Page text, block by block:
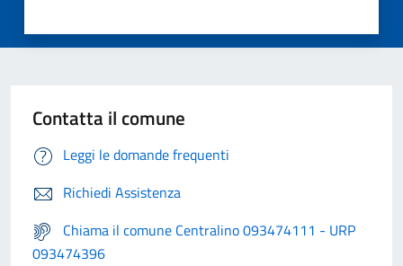
Contatta il comune
Leggi le domande frequenti
Richiedi Assistenza
Chiama il comune Centralino 093474111 - URP
093474396